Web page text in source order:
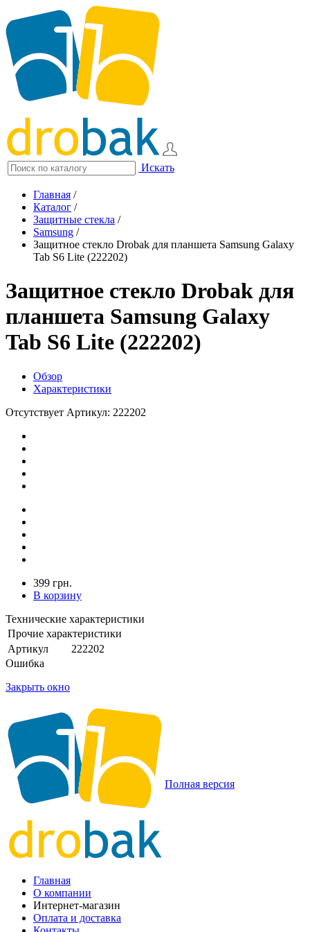
Искать
Главная /
Каталог /
Защитные стекла /
Samsung /
Защитное стекло Drobak для планшета Samsung Galaxy
Tab S6 Lite (222202)
Защитное стекло Drobak для
планшета Samsung Galaxy
Tab S6 Lite (222202)
Обзор
Характеристики
Отсутствует Артикул: 222202
399 грн.
В корзину
Технические характеристики
Прочие характеристики
Артикул
222202
Ошибка
Закрыть окно
Полная версия
Главная
О компании
Интернет-магазин
Оплата и доставка